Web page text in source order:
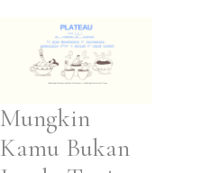
Mungkin
Kamu Bukan